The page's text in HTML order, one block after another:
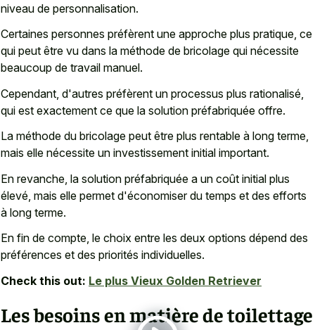
niveau de personnalisation.
Certaines personnes préfèrent une approche plus pratique, ce
qui peut être vu dans la méthode de bricolage qui nécessite
beaucoup de travail manuel.
Cependant, d'autres préfèrent un processus plus rationalisé,
qui est exactement ce que la solution préfabriquée offre.
La méthode du bricolage peut être plus rentable à long terme,
mais elle nécessite un investissement initial important.
En revanche, la solution préfabriquée a un coût initial plus
élevé, mais elle permet d'économiser du temps et des efforts
à long terme.
En fin de compte, le choix entre les deux options dépend des
préférences et des priorités individuelles.
Check this out: Le plus Vieux Golden Retriever
Les besoins en matière de toilettage